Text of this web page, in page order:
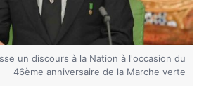
un discours à la Nation à l'occasion du
46ème anniversaire de la Marche verte